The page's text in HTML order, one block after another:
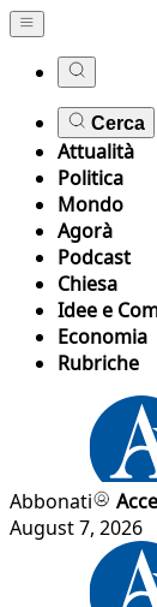
Cerca
Attualità
Politica
Mondo
Agorà
Podcast
Chiesa
Idee e
Economia
Rubriche
Abbonati
August 7, 2026